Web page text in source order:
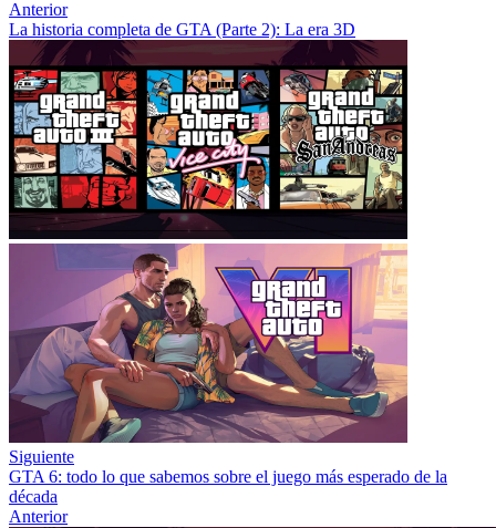
Anterior
La historia completa de GTA (Parte 2): La era 3D
Siguiente
GTA 6: todo lo que sabemos sobre el juego más esperado de la
década
Anterior